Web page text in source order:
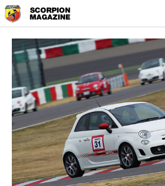
THE WORLD OF
EMPOWERMENT BY
ABARTH